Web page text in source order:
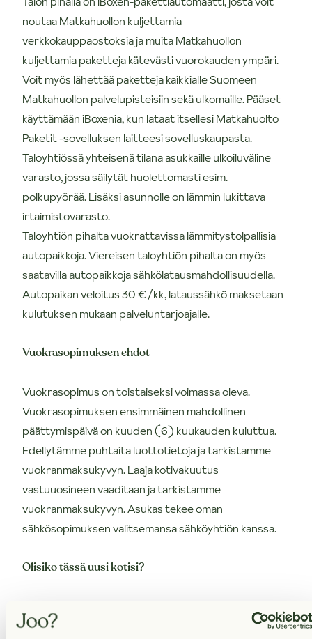
noutaa Matkahuollon kuljettamia
verkkokauppaostoksia ja muita Matkahuollon
kuljettamia paketteja kätevästi vuorokauden ympäri.
Voit myös lähettää paketteja kaikkialle Suomeen
Matkahuollon palvelupisteisiin sekä ulkomaille. Pääset
käyttämään iBoxenia, kun lataat itsellesi Matkahuolto
Paketit -sovelluksen laitteesi sovelluskaupasta.
Taloyhtiössä yhteisenä tilana asukkaille ulkoiluväline
varasto, jossa säilytät huolettomasti esim.
polkupyörää. Lisäksi asunnolle on lämmin lukittava
irtaimistovarasto.
Taloyhtiön pihalta vuokrattavissa lämmitystolpallisia
autopaikkoja. Viereisen taloyhtiön pihalta on myös
saatavilla autopaikkoja sähkölatausmahdollisuudella.
Autopaikan veloitus 30 €/kk, lataussähkö maksetaan
kulutuksen mukaan palveluntarjoajalle.
Vuokrasopimuksen ehdot
Vuokrasopimus on toistaiseksi voimassa oleva.
Vuokrasopimuksen ensimmäinen mahdollinen
päättymispäivä on kuuden (6) kuukauden kuluttua.
Edellytämme puhtaita luottotietoja ja tarkistamme
vuokranmaksukyvyn. Laaja kotivakuutus
vastuuosineen vaaditaan ja tarkistamme
vuokranmaksukyvyn. Asukas tekee oman
sähkösopimuksen valitsemansa sähköyhtiön kanssa.
Olisiko tässä uusi kotisi?
muuta uuteen huolettomaan kotiisi! Varausta